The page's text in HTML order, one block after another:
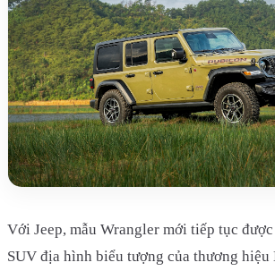
Với Jeep, mẫu Wrangler mới tiếp tục
SUV địa hình biểu tượng của thương